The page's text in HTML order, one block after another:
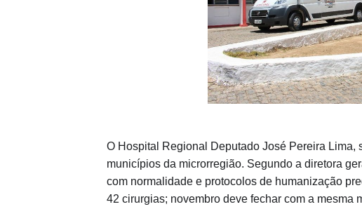
O Hospital Regional Deputado José Pereira
municípios da microrregião. Segundo a diretora
com normalidade e protocolos de humanização
42 cirurgias; novembro deve fechar com a mesma